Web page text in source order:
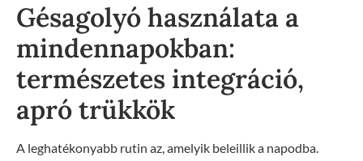
Gésagolyó használata a
mindennapokban:
természetes integráció,
apró trükkök
A leghatékonyabb rutin az, amelyik beleillik a napodba.